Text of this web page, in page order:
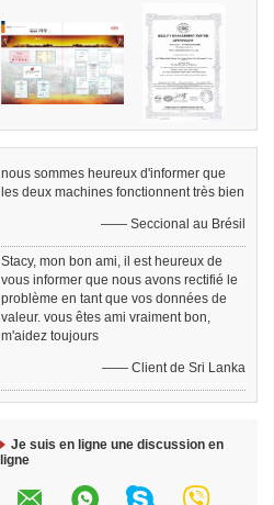
nous sommes heureux d'informer que
les deux machines fonctionnent très bien
—— Seccional au Brésil
Stacy, mon bon ami, il est heureux de
vous informer que nous avons rectifié le
problème en tant que vos données de
valeur. vous êtes ami vraiment bon,
m'aidez toujours
—— Client de Sri Lanka
Je suis en ligne une discussion en
ligne